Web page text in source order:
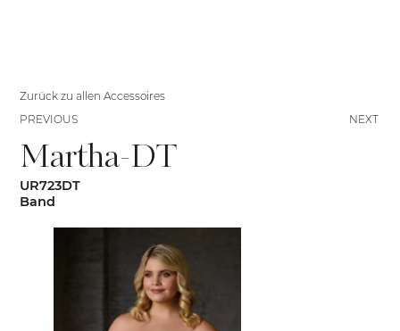
Martha-DT
UR723DT
Band
NEXT
Zurück zu allen Accessoires
PREVIOUS